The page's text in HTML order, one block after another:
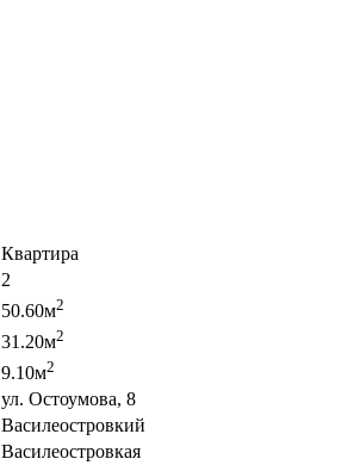
Квартира
2
50.60м2
31.20м2
9.10м2
ул. Остоумова, 8
Василеостровкий
Василеостровкая